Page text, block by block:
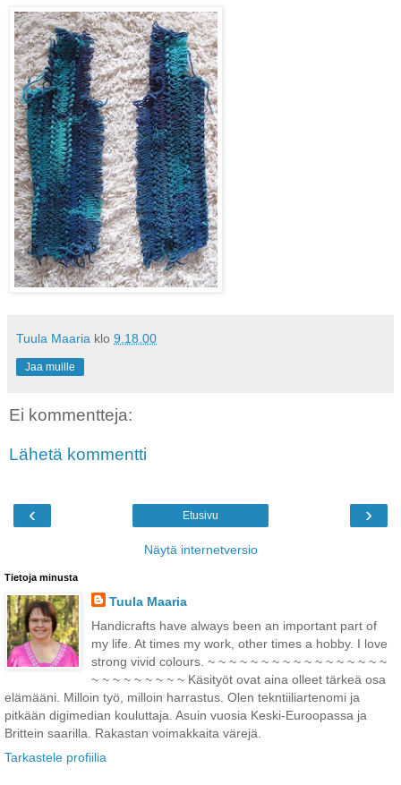
Tuula Maaria klo 9.18.00
Jaa muille
Ei kommentteja:
Lähetä kommentti
‹ ›
Etusivu
Näytä internetversio
Tietoja minusta
Tuula Maaria
Handicrafts have always been an important part of
my life. At times my work, other times a hobby. I love
strong vivid colours. ~ ~ ~ ~ ~ ~ ~ ~ ~ ~ ~ ~ ~ ~ ~ ~ ~
~ ~ ~ ~ ~ ~ ~ ~ ~ Käsityöt ovat aina olleet tärkeä osa
elämääni. Milloin työ, milloin harrastus. Olen tekntiiliartenomi ja
pitkään digimedian kouluttaja. Asuin vuosia Keski-Euroopassa ja
Brittein saarilla. Rakastan voimakkaita värejä.
Tarkastele profiilia